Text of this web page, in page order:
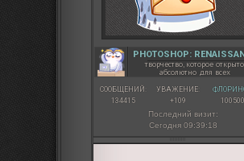
PHOTOSHOP:
творчество, которое открыто
абсолютно для всех
СООБЩЕНИЙ:
134415
УВАЖЕНИЕ:
+109
100500
Последний визит:
Сегодня 09:39:18